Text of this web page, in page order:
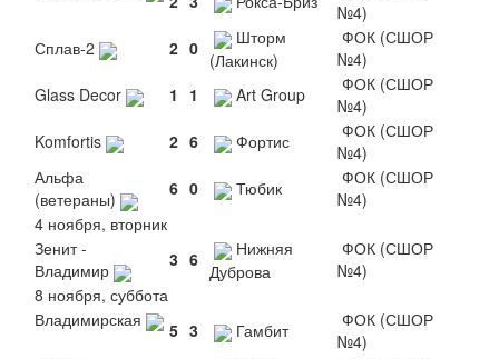
№4)
Сплав-2
2 0
Шторм
(Лакинск)
ФОК (СШОР
№4)
Glass Decor
1 1 Art Group
ФОК (СШОР
№4)
Komfortis
2 6 Фортис
ФОК (СШОР
№4)
Альфа
(ветераны)
6 0 Тюбик
ФОК (СШОР
№4)
4 ноября, вторник
Зенит -
Владимир
3 6
Нижняя
Дуброва
ФОК (СШОР
№4)
8 ноября, суббота
Владимирская
5 3 Гамбит
ФОК (СШОР
№4)